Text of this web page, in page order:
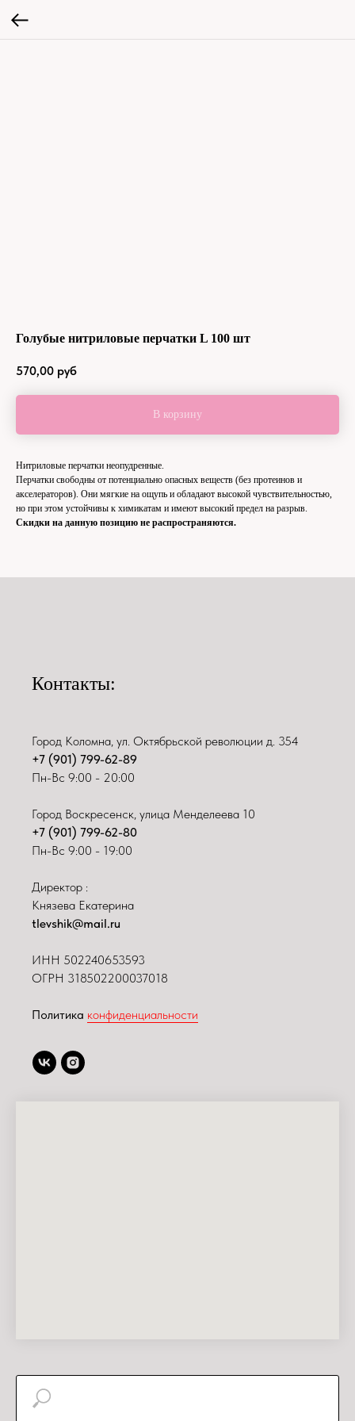
Голубые нитриловые перчатки L 100 шт
570,00 руб
В корзину
Нитриловые перчатки неопудренные.
Перчатки свободны от потенциально опасных веществ (без протеинов и
акселераторов). Они мягкие на ощупь и обладают высокой чувствительностью,
но при этом устойчивы к химикатам и имеют высокий предел на разрыв.
Скидки на данную позицию не распространяются.
Контакты:
Город Коломна, ул. Октябрьской революции д. 354
+7 (901) 799-62-89
Пн-Вс 9:00 - 20:00
Город Воскресенск, улица Менделеева 10
+7 (901) 799-62-80
Пн-Вс 9:00 - 19:00
Директор :
Князева Екатерина
tlevshik@mail.ru
ИНН 502240653593
ОГРН 318502200037018
Политика конфиденциальности